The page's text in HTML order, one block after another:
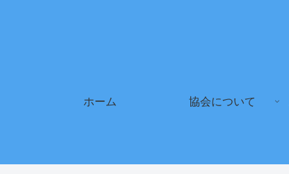
ホーム 協会について